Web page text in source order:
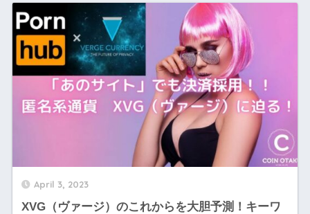
April 3, 2023
XVG（ヴァージ）のこれからを大胆予測！キーワ